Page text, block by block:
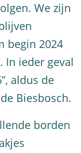
We zijn
begin 2024
In ieder geval
aldus de
Biesbosch.
borden